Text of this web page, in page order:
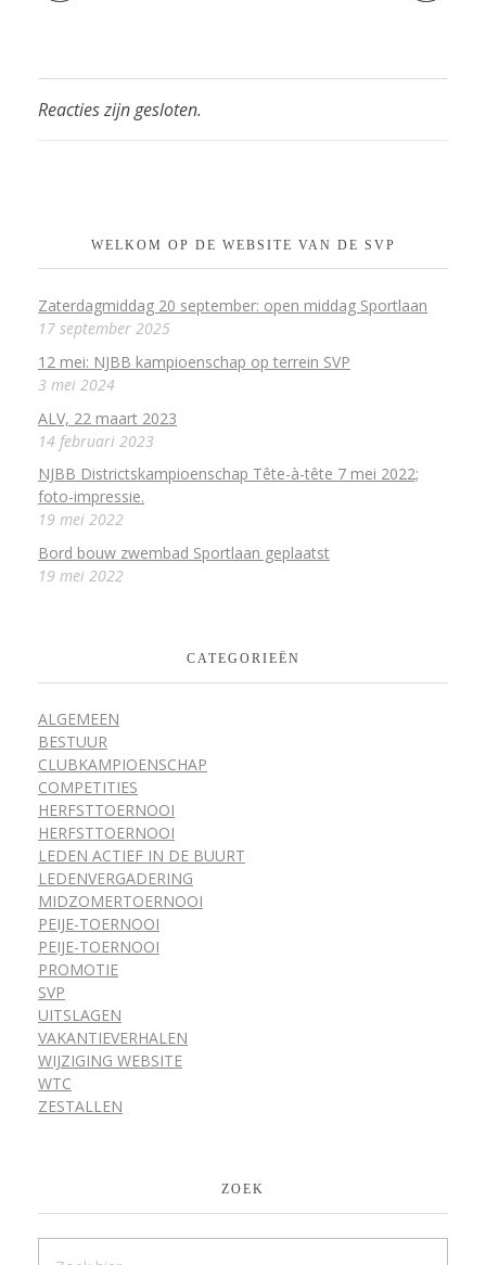
Reacties zijn gesloten.
WELKOM OP DE WEBSITE VAN DE SVP
Zaterdagmiddag 20 september: open middag Sportlaan
17 september 2025
12 mei: NJBB kampioenschap op terrein SVP
3 mei 2024
ALV, 22 maart 2023
14 februari 2023
NJBB Districtskampioenschap Tête-à-tête 7 mei 2022;
foto-impressie.
19 mei 2022
Bord bouw zwembad Sportlaan geplaatst
19 mei 2022
CATEGORIEËN
ALGEMEEN
BESTUUR
CLUBKAMPIOENSCHAP
COMPETITIES
HERFSTTOERNOOI
HERFSTTOERNOOI
LEDEN ACTIEF IN DE BUURT
LEDENVERGADERING
MIDZOMERTOERNOOI
PEIJE-TOERNOOI
PEIJE-TOERNOOI
PROMOTIE
SVP
UITSLAGEN
VAKANTIEVERHALEN
WIJZIGING WEBSITE
WTC
ZESTALLEN
ZOEK